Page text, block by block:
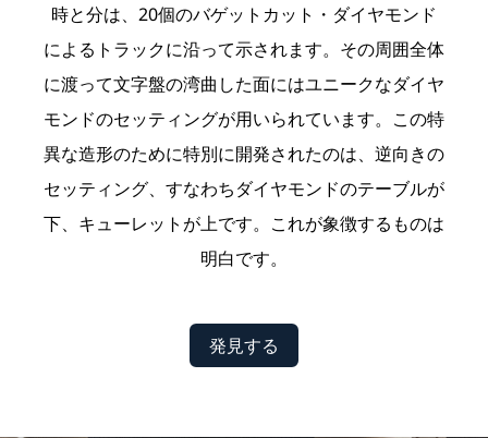
時と分は、20個のバゲットカット・ダイヤモンド
によるトラックに沿って示されます。その周囲全体
に渡って文字盤の湾曲した面にはユニークなダイヤ
モンドのセッティングが用いられています。この特
異な造形のために特別に開発されたのは、逆向きの
セッティング、すなわちダイヤモンドのテーブルが
下、キューレットが上です。これが象徴するものは
明白です。
発見する